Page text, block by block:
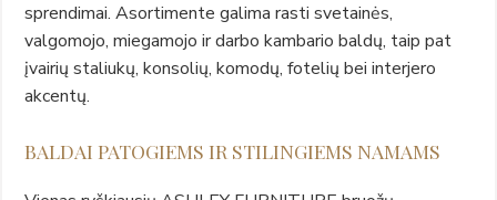
sprendimai. Asortimente galima rasti svetainės,
valgomojo, miegamojo ir darbo kambario baldų, taip pat
įvairių staliukų, konsolių, komodų, fotelių bei interjero
akcentų.
BALDAI PATOGIEMS IR STILINGIEMS NAMAMS